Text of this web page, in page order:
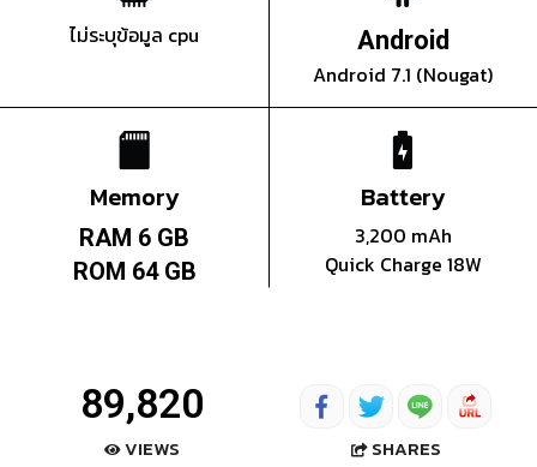
ไม่ระบุข้อมูล cpu Android
Android 7.1 (Nougat)
Memory
RAM 6 GB
ROM 64 GB
Battery
3,200 mAh
Quick Charge 18W
89,820
VIEWS SHARES